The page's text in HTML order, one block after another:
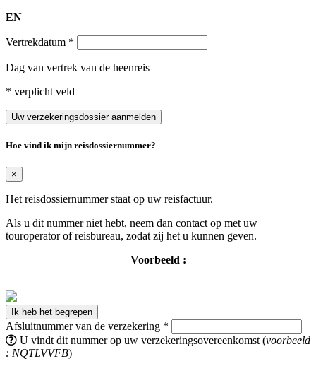
EN
Vertrekdatum *
Dag van vertrek van de heenreis
* verplicht veld
Uw verzekeringsdossier aanmelden
Hoe vind ik mijn reisdossiernummer?
×
Het reisdossiernummer staat op uw reisfactuur.
Als u dit nummer niet hebt, neem dan contact op met uw
touroperator of reisbureau, zodat zij het u kunnen geven.
Voorbeeld :
Ik heb het begrepen
Afsluitnummer van de verzekering *
U vindt dit nummer op uw verzekeringsovereenkomst (voorbeeld
: NQTLVVFB)